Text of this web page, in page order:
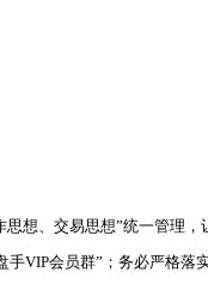
想、交易思想”统一管理，
VIP会员群”；务必严格落